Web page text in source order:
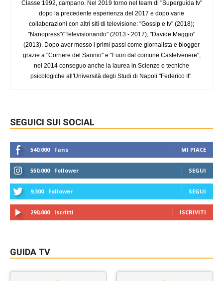
Classe 1992, campano. Nel 2019 torno nel team di "Superguida tv"
dopo la precedente esperienza del 2017 e dopo varie
collaborazioni con altri siti di televisione: "Gossip e tv" (2018);
"Nanopress"/"Televisionando" (2013 - 2017); "Davide Maggio"
(2013). Dopo aver mosso i primi passi come giornalista e blogger
grazie a "Corriere del Sannio" e "Fuori dal comune Castelvenere",
nel 2014 conseguo anche la laurea in Scienze e tecniche
psicologiche all'Università degli Studi di Napoli "Federico II".
SEGUICI SUI SOCIAL
540,000 Fans MI PIACE
550,000 Follower SEGUI
9,300 Follower SEGUI
290,000 Iscritti ISCRIVITI
GUIDA TV